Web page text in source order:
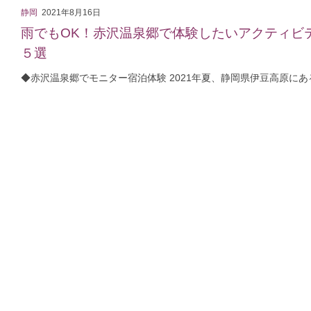
静岡 2021年8月16日
雨でもOK！赤沢温泉郷で体験したいアクティビ
５選
◆赤沢温泉郷でモニター宿泊体験 2021年夏、静岡県伊豆高原にあ